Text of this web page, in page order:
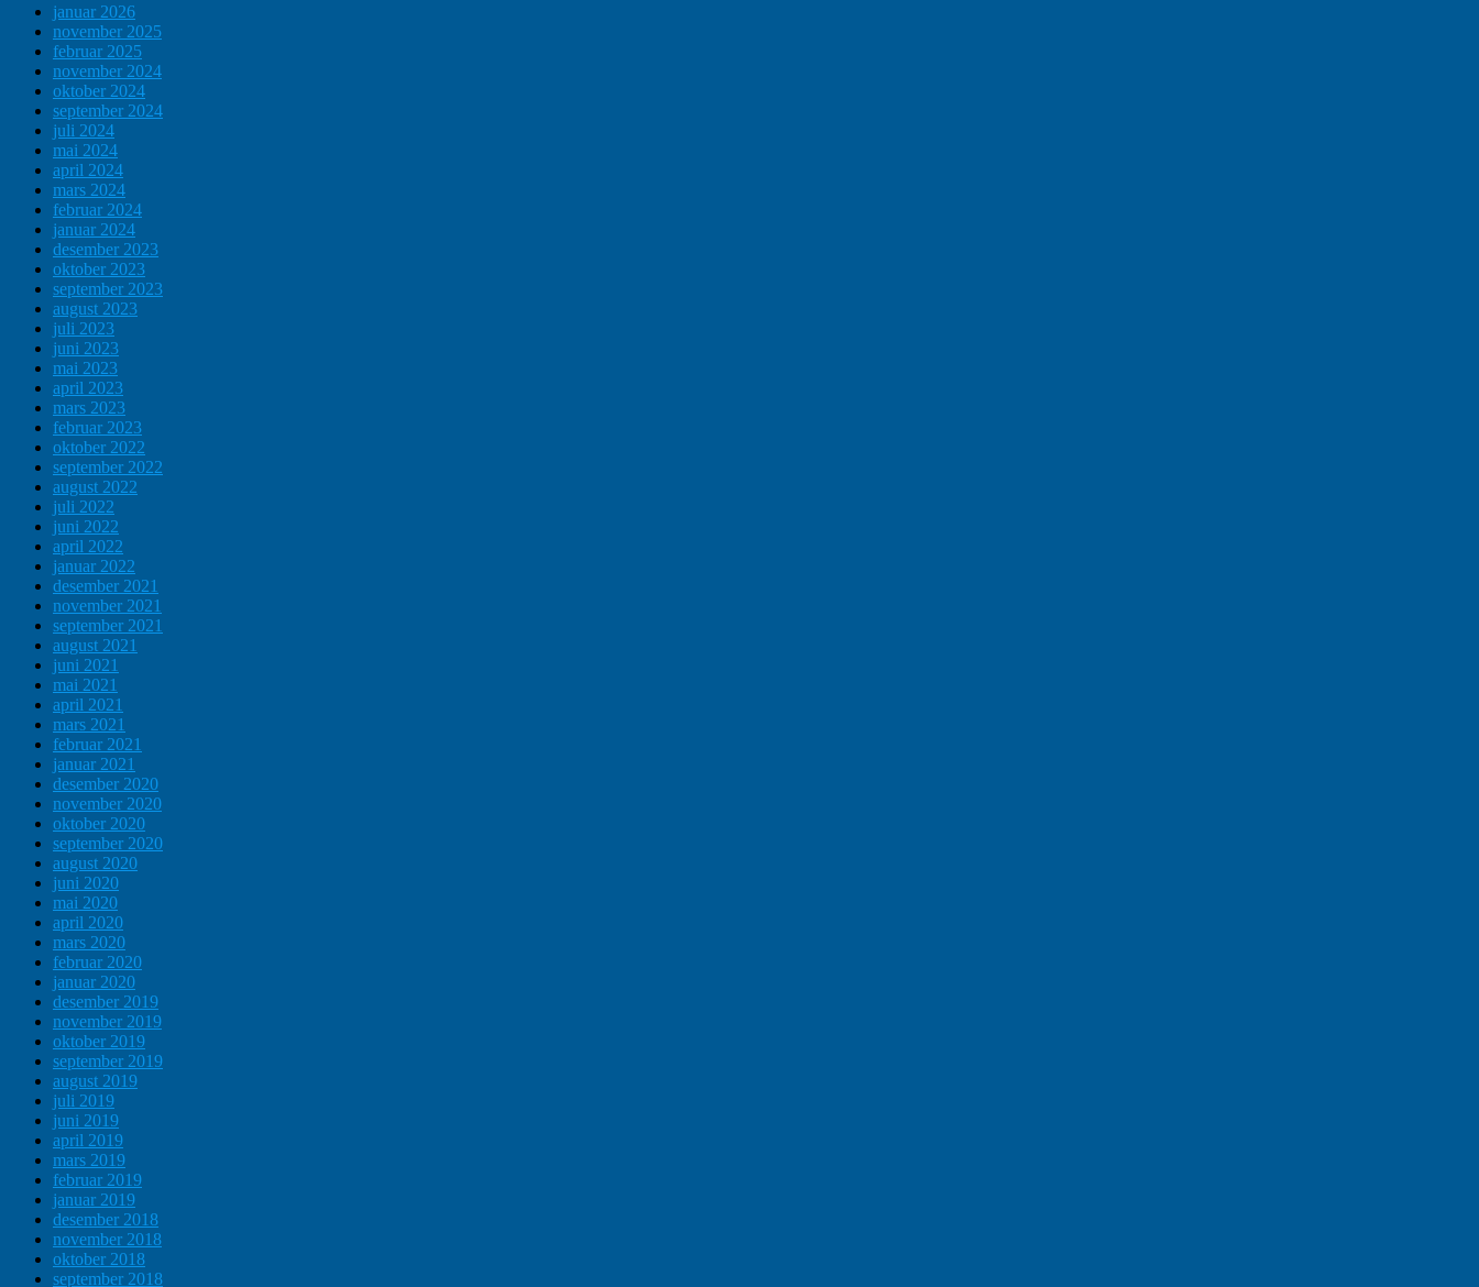
januar 2026
november 2025
februar 2025
november 2024
oktober 2024
september 2024
juli 2024
mai 2024
april 2024
mars 2024
februar 2024
januar 2024
desember 2023
oktober 2023
september 2023
august 2023
juli 2023
juni 2023
mai 2023
april 2023
mars 2023
februar 2023
oktober 2022
september 2022
august 2022
juli 2022
juni 2022
april 2022
januar 2022
desember 2021
november 2021
september 2021
august 2021
juni 2021
mai 2021
april 2021
mars 2021
februar 2021
januar 2021
desember 2020
november 2020
oktober 2020
september 2020
august 2020
juni 2020
mai 2020
april 2020
mars 2020
februar 2020
januar 2020
desember 2019
november 2019
oktober 2019
september 2019
august 2019
juli 2019
juni 2019
april 2019
mars 2019
februar 2019
januar 2019
desember 2018
november 2018
oktober 2018
september 2018